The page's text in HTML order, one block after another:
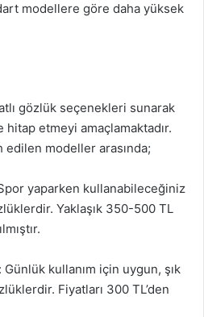
modellere göre daha yüksek
gözlük seçenekleri sunarak
etmeyi amaçlamaktadır.
edilen modeller arasında;
yaparken kullanabileceğiniz
Yaklaşık 350-500 TL
Günlük kullanım için uygun, şık
Fiyatları 300 TL’den